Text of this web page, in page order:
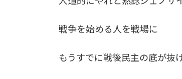
戦争を始める人を
もうすでに戦後民主の